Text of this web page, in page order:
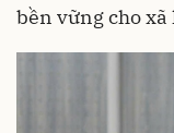
bền vững cho xã